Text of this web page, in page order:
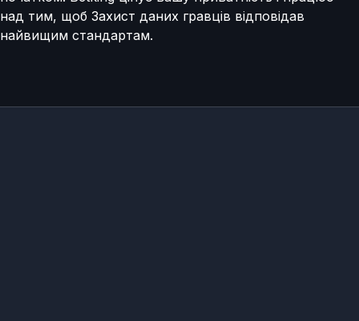
над тим, щоб Захист даних гравців відповідав
найвищим стандартам.